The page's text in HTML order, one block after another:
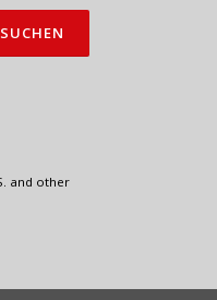
and other